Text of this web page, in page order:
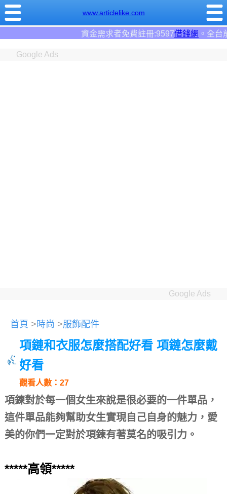
www.articlelike.com
資金需求者免費註冊:9597借錢網。全台前三大借錢網站！
Google Ads
Google Ads
首頁 >時尚 >服飾配件
項鏈和衣服怎麼搭配好看 項鏈怎麼戴
好看
觀看人數：27
項鍊對於每一個女生來說是很必要的一件單品，
這件單品能夠幫助女生實現自己自身的魅力，愛
美的你們一定對於項鍊有著莫名的吸引力。
*****高領*****